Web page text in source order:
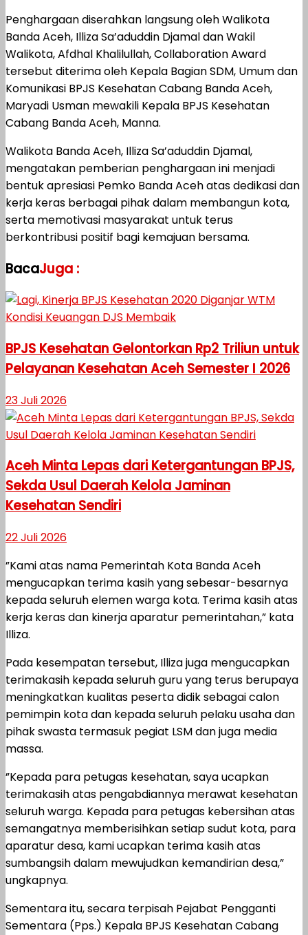
Penghargaan diserahkan langsung oleh Walikota
Banda Aceh, Illiza Sa’aduddin Djamal dan Wakil
Walikota, Afdhal Khalilullah, Collaboration Award
tersebut diterima oleh Kepala Bagian SDM, Umum dan
Komunikasi BPJS Kesehatan Cabang Banda Aceh,
Maryadi Usman mewakili Kepala BPJS Kesehatan
Cabang Banda Aceh, Manna.
Walikota Banda Aceh, Illiza Sa’aduddin Djamal,
mengatakan pemberian penghargaan ini menjadi
bentuk apresiasi Pemko Banda Aceh atas dedikasi dan
kerja keras berbagai pihak dalam membangun kota,
serta memotivasi masyarakat untuk terus
berkontribusi positif bagi kemajuan bersama.
BacaJuga :
BPJS Kesehatan Gelontorkan Rp2 Triliun untuk
Pelayanan Kesehatan Aceh Semester I 2026
23 Juli 2026
Aceh Minta Lepas dari Ketergantungan BPJS,
Sekda Usul Daerah Kelola Jaminan
Kesehatan Sendiri
22 Juli 2026
”Kami atas nama Pemerintah Kota Banda Aceh
mengucapkan terima kasih yang sebesar-besarnya
kepada seluruh elemen warga kota. Terima kasih atas
kerja keras dan kinerja aparatur pemerintahan,” kata
Illiza.
Pada kesempatan tersebut, Illiza juga mengucapkan
terimakasih kepada seluruh guru yang terus berupaya
meningkatkan kualitas peserta didik sebagai calon
pemimpin kota dan kepada seluruh pelaku usaha dan
pihak swasta termasuk pegiat LSM dan juga media
massa.
”Kepada para petugas kesehatan, saya ucapkan
terimakasih atas pengabdiannya merawat kesehatan
seluruh warga. Kepada para petugas kebersihan atas
semangatnya memberisihkan setiap sudut kota, para
aparatur desa, kami ucapkan terima kasih atas
sumbangsih dalam mewujudkan kemandirian desa,”
ungkapnya.
Sementara itu, secara terpisah Pejabat Pengganti
Sementara (Pps.) Kepala BPJS Kesehatan Cabang